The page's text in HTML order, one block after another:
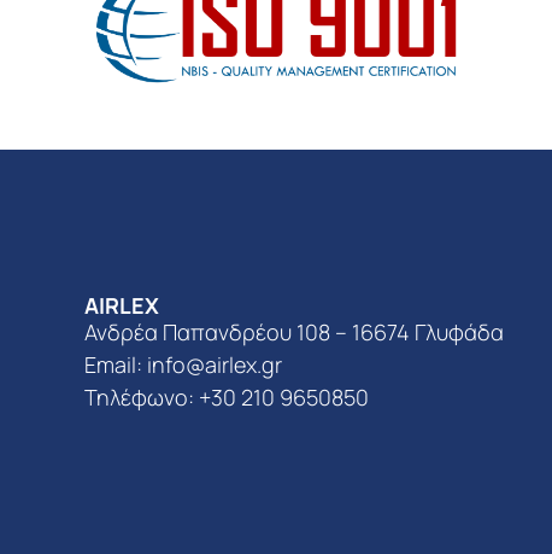
AIRLEX
Ανδρέα Παπανδρέου 108 – 16674 Γλυφάδα
Email: info@airlex.gr
Τηλέφωνο: +30 210 9650850